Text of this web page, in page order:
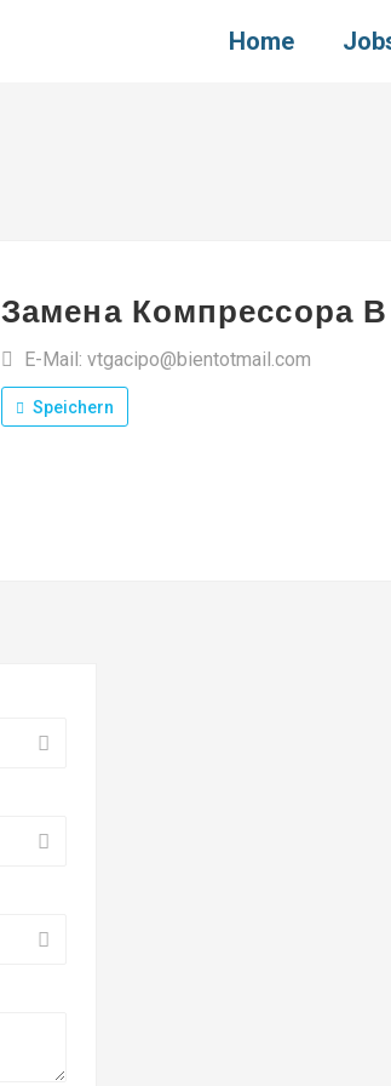
Home
Замена Компрессора
E-Mail: vtgacipo@bientotmail.com
Speichern